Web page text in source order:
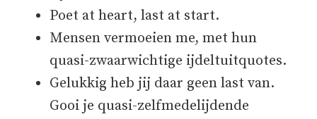
Poet at heart, last at start.
Mensen vermoeien me, met hun
quasi-zwaarwichtige ijdeltuitquotes.
Gelukkig heb jij daar geen last van.
Gooi je quasi-zelfmedelijdende